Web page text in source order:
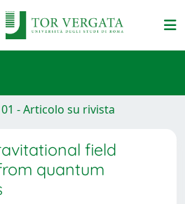
01 - Articolo su rivista
field
quantum